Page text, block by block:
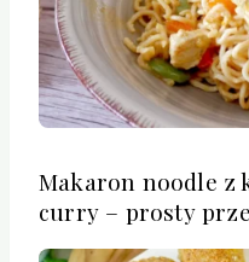
Makaron noodle z
curry – prosty